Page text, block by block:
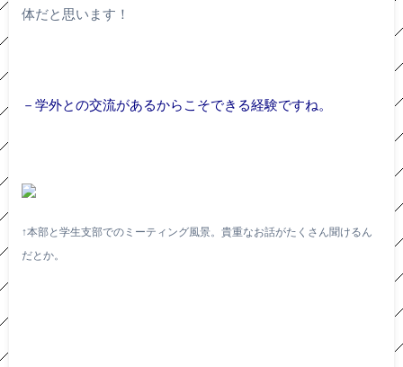
体だと思います！
－学外との交流があるからこそできる経験ですね。
↑本部と学生支部でのミーティング風景。貴重なお話がたくさん聞けるん
だとか。